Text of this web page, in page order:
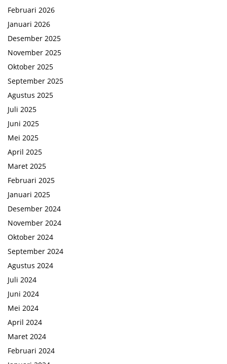
Februari 2026
Januari 2026
Desember 2025
November 2025
Oktober 2025
September 2025
Agustus 2025
Juli 2025
Juni 2025
Mei 2025
April 2025
Maret 2025
Februari 2025
Januari 2025
Desember 2024
November 2024
Oktober 2024
September 2024
Agustus 2024
Juli 2024
Juni 2024
Mei 2024
April 2024
Maret 2024
Februari 2024